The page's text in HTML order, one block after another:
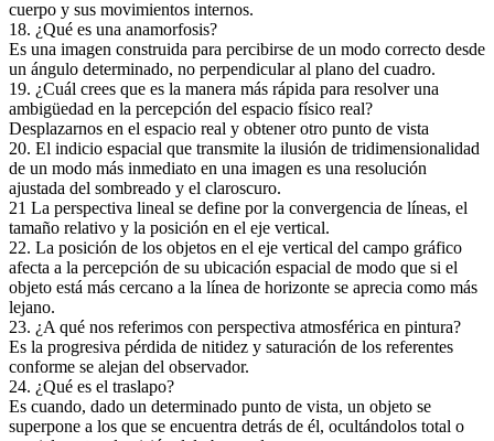
cuerpo y sus movimientos internos.
18. ¿Qué es una anamorfosis?
Es una imagen construida para percibirse de un modo correcto desde
un ángulo determinado, no perpendicular al plano del cuadro.
19. ¿Cuál crees que es la manera más rápida para resolver una
ambigüedad en la percepción del espacio físico real?
Desplazarnos en el espacio real y obtener otro punto de vista
20. El indicio espacial que transmite la ilusión de tridimensionalidad
de un modo más inmediato en una imagen es una resolución
ajustada del sombreado y el claroscuro.
21 La perspectiva lineal se define por la convergencia de líneas, el
tamaño relativo y la posición en el eje vertical.
22. La posición de los objetos en el eje vertical del campo gráfico
afecta a la percepción de su ubicación espacial de modo que si el
objeto está más cercano a la línea de horizonte se aprecia como más
lejano.
23. ¿A qué nos referimos con perspectiva atmosférica en pintura?
Es la progresiva pérdida de nitidez y saturación de los referentes
conforme se alejan del observador.
24. ¿Qué es el traslapo?
Es cuando, dado un determinado punto de vista, un objeto se
superpone a los que se encuentra detrás de él, ocultándolos total o